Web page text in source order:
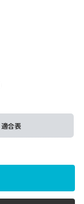
適合表